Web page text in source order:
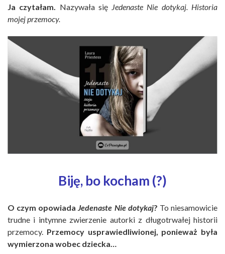
Ja czytałam. Nazywała się Jedenaste Nie dotykaj. Historia
mojej przemocy.
Biję, bo kocham (?)
O czym opowiadaJedenaste Nie dotykaj? To niesamowicie
trudne i intymne zwierzenie autorki z długotrwałej historii
przemocy. Przemocy usprawiedliwionej, ponieważ była
wymierzona wobec dziecka…